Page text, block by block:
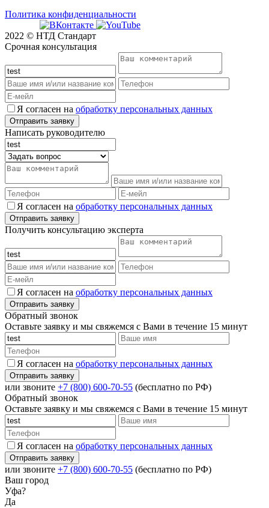
Политика конфиденциальности
2022 © НТД Стандарт
Срочная консультация
Я согласен на обработку персональных данных
Написать руководителю
Я согласен на обработку персональных данных
Получить консультацию эксперта
Я согласен на обработку персональных данных
Обратный звонок
Оставьте заявку и мы свяжемся с Вами в течение 15 минут
Я согласен на обработку персональных данных
или звоните +7 (800) 600-70-55 (бесплатно по РФ)
Обратный звонок
Оставьте заявку и мы свяжемся с Вами в течение 15 минут
Я согласен на обработку персональных данных
или звоните +7 (800) 600-70-55 (бесплатно по РФ)
Ваш город
Уфа?
Да